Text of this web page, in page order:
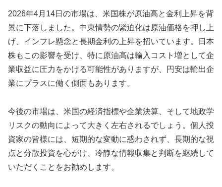
2026年4月14日の市場は、米国株が原油高と金利上昇を背
景に下落しました。中東情勢の緊迫化は原油価格を押し上
げ、インフレ懸念と長期金利の上昇を招いています。日本
株もこの影響を受け、特に原油高は輸入コスト増として企
業収益に圧力をかける可能性がありますが、円安は輸出企
業にプラスに働く側面もあります。
今後の市場は、米国の経済指標や企業決算、そして地政学
リスクの動向によって大きく左右されるでしょう。個人投
資家の皆様には、短期的な変動に惑わされず、長期的な視
点と分散投資を心がけ、冷静な情報収集と判断を継続して
いただくことをお勧めします。